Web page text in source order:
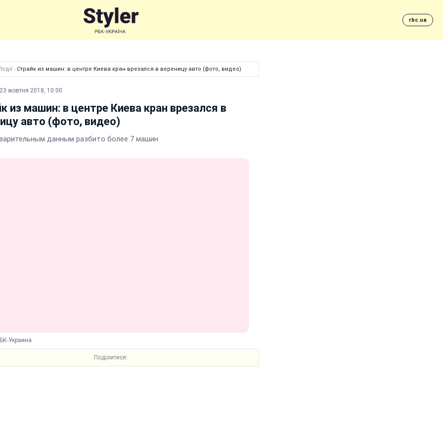
rbc.ua
› Страйк из машин: в центре Киева кран врезался в вереницу авто (фото, видео)
23 жовтня 2018, 10:00
из машин: в центре Киева кран врезался в
авто (фото, видео)
данным разбито более 7 машин
Украина
Поділитися: